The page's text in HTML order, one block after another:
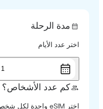
مدة الرحلة
اختر عدد الأيام
كم عدد الأشخاص؟